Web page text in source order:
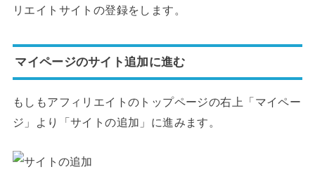
リエイトサイトの登録をします。
マイページのサイト追加に進む
もしもアフィリエイトのトップページの右上「マイペー
ジ」より「サイトの追加」に進みます。